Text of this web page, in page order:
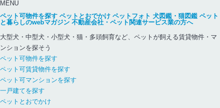
MENU
ペット可物件を探す ペットとおでかけ ペットフォト 犬図鑑・猫図鑑 ペット
と暮らしのwebマガジン 不動産会社・ペット関連サービス業の方へ
大型犬・中型犬・小型犬・猫・多頭飼育など、ペットが飼える賃貸物件・マ
ンションを探そう
ペット可物件を探す
ペット可賃貸物件を探す
ペット可マンションを探す
一戸建てを探す
ペットとおでかけ